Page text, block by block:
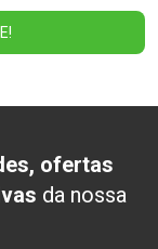
ofertas
da nossa